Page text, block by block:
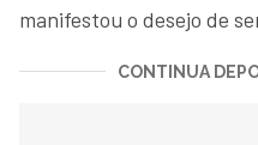
manifestou o desejo de
CONTINUA